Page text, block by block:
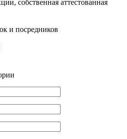
собственная аттестованная
и посредников